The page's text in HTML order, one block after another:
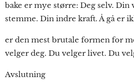
bake er mye større: Deg selv.
stemme. Din indre kraft. Å gå er
er den mest brutale formen for
velger deg. Du velger livet. Du
Avslutning